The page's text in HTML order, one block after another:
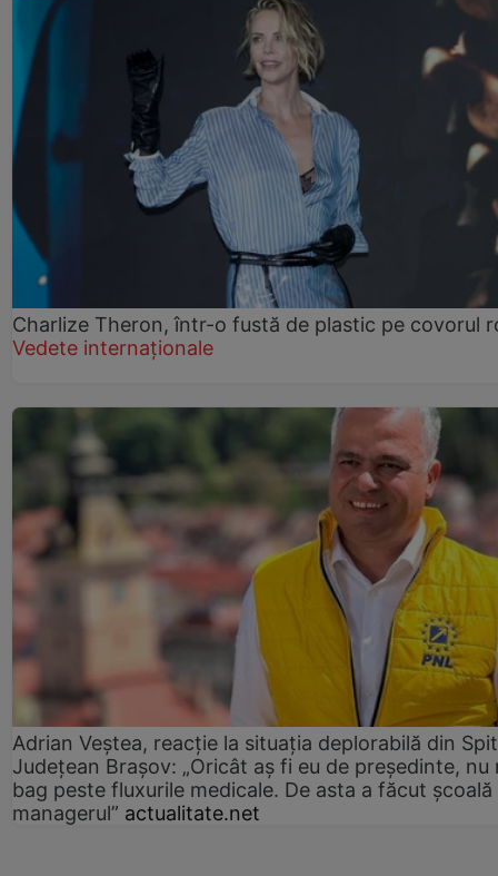
Charlize Theron, într-o fustă de plastic pe covorul
Vedete internaționale
Adrian Veștea, reacție la situația deplorabilă din
Județean Brașov: „Oricât aș fi eu de președinte, nu
bag peste fluxurile medicale. De asta a făcut școală
managerul” actualitate.net